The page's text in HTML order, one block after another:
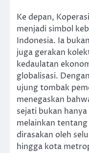
Ke depan,
menjadi simbol
Indonesia. Ia
juga gerakan
kedaulatan
globalisasi.
ujung tombak
menegaskan
sejati bukan
melainkan
dirasakan oleh
hingga kota